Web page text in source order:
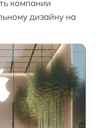
компании
дизайну на